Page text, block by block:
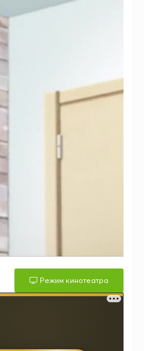
Режим кинотеатра